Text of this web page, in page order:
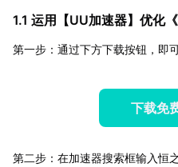
1.1 运用【UU加速器】优化
第一步：通过下方下载按钮，即
下载免
第二步：在加速器搜索框输入恒